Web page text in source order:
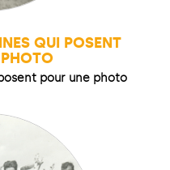
QUI POSENT
pour une photo